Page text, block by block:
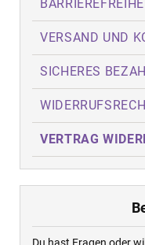
VERSAND UND
SICHERES
VERTRAG